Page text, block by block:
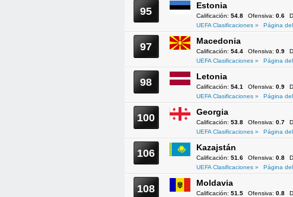
95 Estonia
Calificación: 54.8 Ofensiva: 0.6
UEFA Clasificaciones »
Página
97 Macedonia
Calificación: 54.4 Ofensiva: 0.9
UEFA Clasificaciones »
Página
98 Letonia
Calificación: 54.1 Ofensiva: 0.9
UEFA Clasificaciones »
Página
100 Georgia
Calificación: 53.8 Ofensiva: 0.7
UEFA Clasificaciones »
Página
106 Kazajstán
Calificación: 51.6 Ofensiva: 0.8
UEFA Clasificaciones »
Página
108 Moldavia
Calificación: 51.5 Ofensiva: 0.8